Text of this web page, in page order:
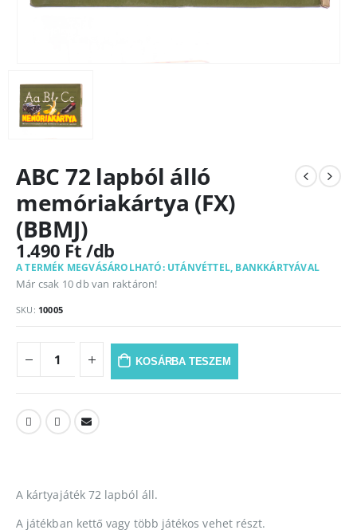
ABC 72 lapból álló
memóriakártya (FX)
(BBMJ)
1.490 Ft
A TERMÉK MEGVÁSÁROLHATÓ: UTÁNVÉTTEL, BANKKÁRTYÁVAL
Már csak 10 db van raktáron!
SKU: 10005
KOSÁRBA TESZEM
A kártyajáték 72 lapból áll.
A játékban kettő vagy több játékos vehet részt.